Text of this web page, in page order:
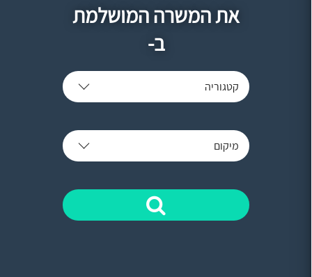
את המשרה המושלמת
ב-
קטגוריה
מיקום